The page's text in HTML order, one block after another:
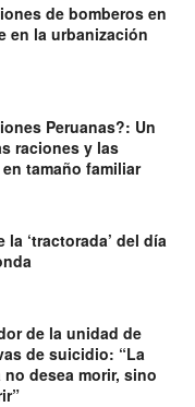
de bomberos en
en la urbanización
Peruanas?: Un
raciones y las
tamaño familiar
‘tractorada’ del día
de la unidad de
de suicidio: “La
desea morir, sino